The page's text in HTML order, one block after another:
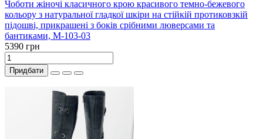
Чоботи жіночі класичного крою красивого темно-бежевого
кольору з натуральної гладкої шкіри на стійкій протиковзкій
підошві, прикрашені з боків срібними люверсами та
бантиками, М-103-03
5390 грн
Придбати